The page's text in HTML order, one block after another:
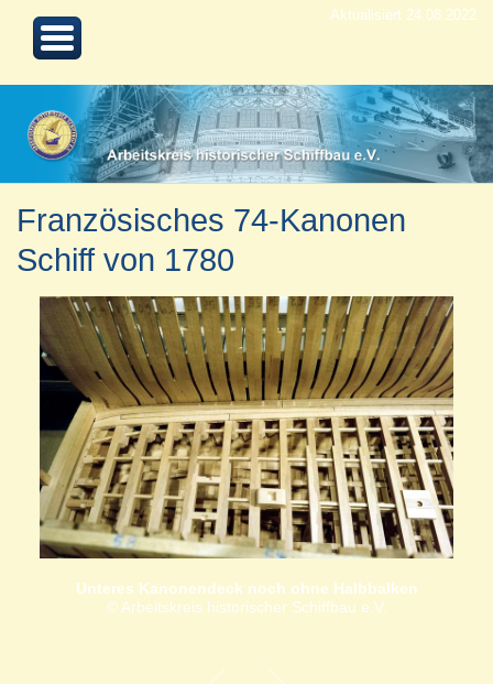
Aktualisiert 24.08.2022
Französisches 74-Kanonen
Schiff von 1780
Unteres Kanonendeck noch ohne Halbbalken
© Arbeitskreis historischer Schiffbau e.V.